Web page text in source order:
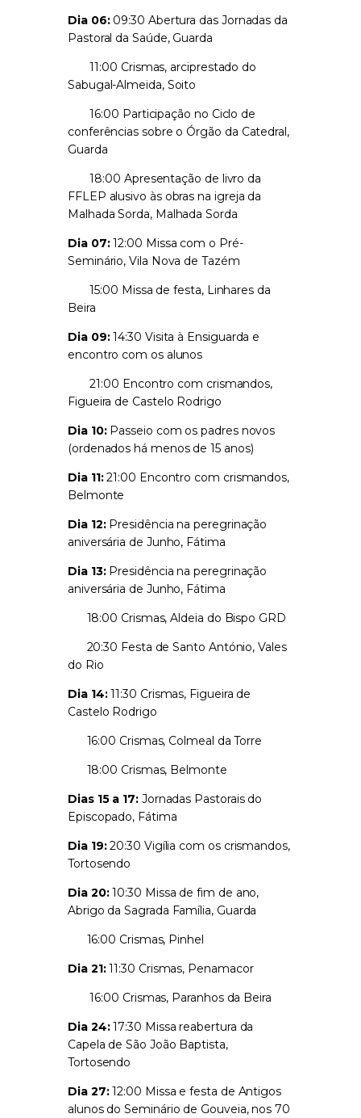
Dia 06:09:30 Abertura das Jornadas da
Pastoral da Saúde, Guarda
11:00 Crismas, arciprestado do
Sabugal-Almeida, Soito
16:00 Participação no Ciclo de
conferências sobre o Órgão da Catedral,
Guarda
18:00 Apresentação de livro da
FFLEP alusivo às obras na igreja da
Malhada Sorda, Malhada Sorda
Dia 07:12:00 Missa com o Pré-
Seminário, Vila Nova de Tazém
15:00 Missa de festa, Linhares da
Beira
Dia 09:14:30 Visita à Ensiguarda e
encontro com os alunos
21:00 Encontro com crismandos,
Figueira de Castelo Rodrigo
Dia 10:Passeio com os padres novos
(ordenados há menos de 15 anos)
Dia 11:21:00 Encontro com crismandos,
Belmonte
Dia 12:Presidência na peregrinação
aniversária de Junho, Fátima
Dia 13:Presidência na peregrinação
aniversária de Junho, Fátima
18:00 Crismas, Aldeia do Bispo GRD
20:30 Festa de Santo António, Vales
do Rio
Dia 14:11:30 Crismas, Figueira de
Castelo Rodrigo
16:00 Crismas, Colmeal da Torre
18:00 Crismas, Belmonte
Dias 15 a 17:Jornadas Pastorais do
Episcopado, Fátima
Dia 19:20:30 Vigília com os crismandos,
Tortosendo
Dia 20:10:30 Missa de fim de ano,
Abrigo da Sagrada Família, Guarda
16:00 Crismas, Pinhel
Dia 21:11:30 Crismas, Penamacor
16:00 Crismas, Paranhos da Beira
Dia 24:17:30 Missa reabertura da
Capela de São João Baptista,
Tortosendo
Dia 27:12:00 Missa e festa de Antigos
alunos do Seminário de Gouveia, nos 70